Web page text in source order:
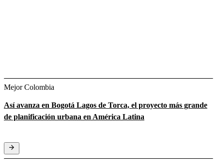
Mejor Colombia
Así avanza en Bogotá Lagos de Torca, el proyecto más grande
de planificación urbana en América Latina